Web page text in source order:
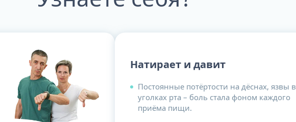
Натирает и давит
Постоянные потёртости на дёснах, язвы в
уголках рта – боль стала фоном каждого
приёма пищи.